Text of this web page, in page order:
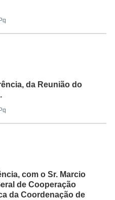
da Reunião do
com o Sr. Marcio
de Cooperação
da Coordenação de